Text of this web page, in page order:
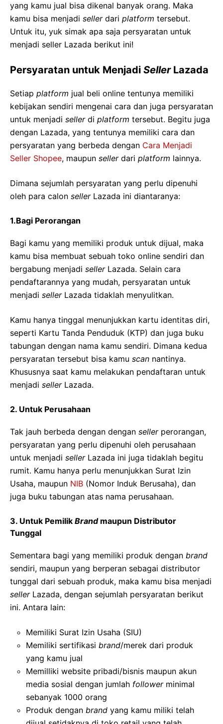
yang kamu jual bisa dikenal banyak orang. Maka
kamu bisa menjadi sellerdari platform tersebut.
Untuk itu, yuk simak apa saja persyaratan untuk
menjadi seller Lazada berikut ini!
Persyaratan untuk Menjadi SellerLazada
Setiap platform jual beli online tentunya memiliki
kebijakan sendiri mengenai cara dan juga persyaratan
untuk menjadi sellerdi platform tersebut. Begitu juga
dengan Lazada, yang tentunya memiliki cara dan
persyaratan yang berbeda dengan Cara Menjadi
Seller Shopee, maupun sellerdari platform lainnya.
Dimana sejumlah persyaratan yang perlu dipenuhi
oleh para calon sellerLazada ini diantaranya:
1.Bagi Perorangan
Bagi kamu yang memiliki produk untuk dijual, maka
kamu bisa membuat sebuah toko online sendiri dan
bergabung menjadi sellerLazada. Selain cara
pendaftarannya yang mudah, persyaratan untuk
menjadi sellerLazada tidaklah menyulitkan.
Kamu hanya tinggal menunjukkan kartu identitas diri,
seperti Kartu Tanda Penduduk (KTP) dan juga buku
tabungan dengan nama kamu sendiri. Dimana kedua
persyaratan tersebut bisa kamu scan nantinya.
Khususnya saat kamu melakukan pendaftaran untuk
menjadi sellerLazada.
2. Untuk Perusahaan
Tak jauh berbeda dengan dengan sellerperorangan,
persyaratan yang perlu dipenuhi oleh perusahaan
untuk menjadi sellerLazada ini juga tidaklah begitu
rumit. Kamu hanya perlu menunjukkan Surat Izin
Usaha, maupun NIB (Nomor Induk Berusaha), dan
juga buku tabungan atas nama perusahaan.
3. Untuk Pemilik Brandmaupun Distributor
Tunggal
Sementara bagi yang memiliki produk dengan brand
sendiri, maupun yang berperan sebagai distributor
tunggal dari sebuah produk, maka kamu bisa menjadi
sellerLazada, dengan sejumlah persyaratan berikut
ini. Antara lain:
Memiliki Surat Izin Usaha (SIU)
Memiliki sertifikasi brand/merek dari produk
yang kamu jual
Memilliki website pribadi/bisnis maupun akun
media sosial dengan jumlah followerminimal
sebanyak 1000 orang
Produk dengan brand yang kamu miliki telah